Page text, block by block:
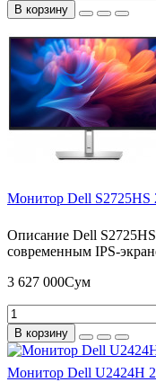
В корзину
Монитор Dell
Описание Dell
современным IPS-
3 627 000Сум
В корзину
Монитор Dell U2424H